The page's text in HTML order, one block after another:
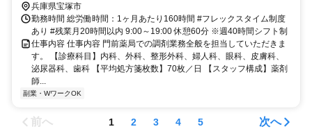
急宝塚本線 宝塚駅から徒歩で2分 阪急今津線 宝塚駅から徒歩で2分
JR宝塚線 宝塚駅から徒歩で2分
兵庫県宝塚市
勤務時間 総労働時間：1ヶ月あたり160時間 #フレックスタイム制度
あり #残業月20時間以内 9:00～19:00 休憩60分 ※週40時間シフト制
仕事内容 仕事内容 門前薬局での調剤業務全般を担当していただきま
す。 【診療科目】内科、外科、整形外科、婦人科、眼科、皮膚科、
泌尿器科、歯科 【平均処方箋枚数】70枚／日 【スタッフ構成】薬剤
師...
副業・WワークOK
前へ 1 2 3 4 5 次へ